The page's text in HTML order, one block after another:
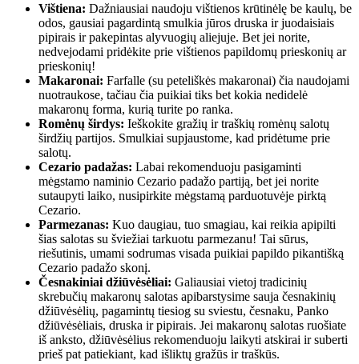
Vištiena: Dažniausiai naudoju vištienos krūtinėlę be kaulų, be
odos, gausiai pagardintą smulkia jūros druska ir juodaisiais
pipirais ir pakepintas alyvuogių aliejuje. Bet jei norite,
nedvejodami pridėkite prie vištienos papildomų prieskonių ar
prieskonių!
Makaronai: Farfalle (su peteliškės makaronai) čia naudojami
nuotraukose, tačiau čia puikiai tiks bet kokia nedidelė
makaronų forma, kurią turite po ranka.
Romėnų širdys: Ieškokite gražių ir traškių romėnų salotų
širdžių partijos. Smulkiai supjaustome, kad pridėtume prie
salotų.
Cezario padažas: Labai rekomenduoju pasigaminti
mėgstamo naminio Cezario padažo partiją, bet jei norite
sutaupyti laiko, nusipirkite mėgstamą parduotuvėje pirktą
Cezario.
Parmezanas: Kuo daugiau, tuo smagiau, kai reikia apipilti
šias salotas su šviežiai tarkuotu parmezanu! Tai sūrus,
riešutinis, umami sodrumas visada puikiai papildo pikantišką
Cezario padažo skonį.
Česnakiniai džiūvėsėliai: Galiausiai vietoj tradicinių
skrebučių makaronų salotas apibarstysime sauja česnakinių
džiūvėsėlių, pagamintų tiesiog su sviestu, česnaku, Panko
džiūvėsėliais, druska ir pipirais. Jei makaronų salotas ruošiate
iš anksto, džiūvėsėlius rekomenduoju laikyti atskirai ir suberti
prieš pat patiekiant, kad išliktų gražūs ir traškūs.